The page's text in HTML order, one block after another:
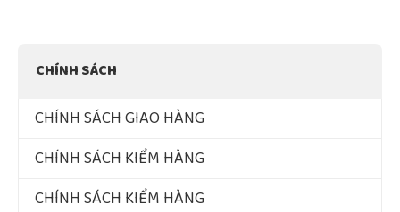
CHÍNH SÁCH
CHÍNH SÁCH GIAO HÀNG
CHÍNH SÁCH KIỂM HÀNG
CHÍNH SÁCH KIỂM HÀNG